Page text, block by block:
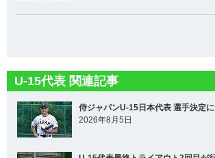
U-15代表 関連記事
侍ジャパンU-15日本代表 選手決定
2026年8月5日